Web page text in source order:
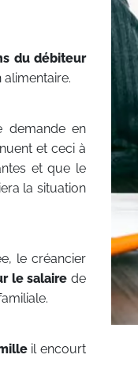
du débiteur
alimentaire.
demande en
et ceci à
et que le
la situation
le créancier
le salaire de
il encourt